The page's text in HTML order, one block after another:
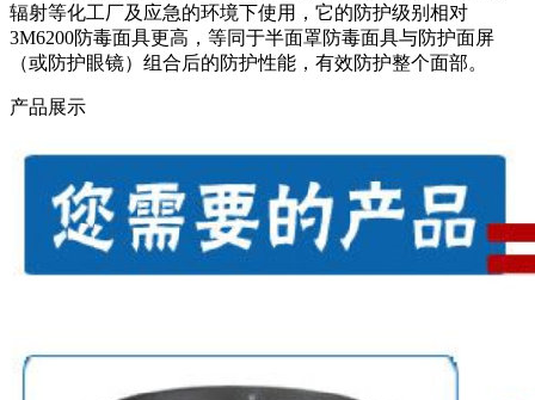
辐射等化工厂及应急的环境下使用，它的防护级别相对
3M6200防毒面具更高，等同于半面罩防毒面具与防护面屏
（或防护眼镜）组合后的防护性能，有效防护整个面部。
产品展示